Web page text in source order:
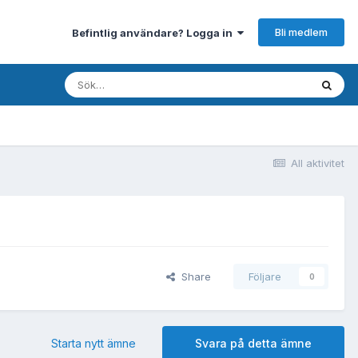
Befintlig användare? Logga in Bli medlem
All aktivitet
Share Följare 0
Svara på detta ämne
Starta nytt ämne